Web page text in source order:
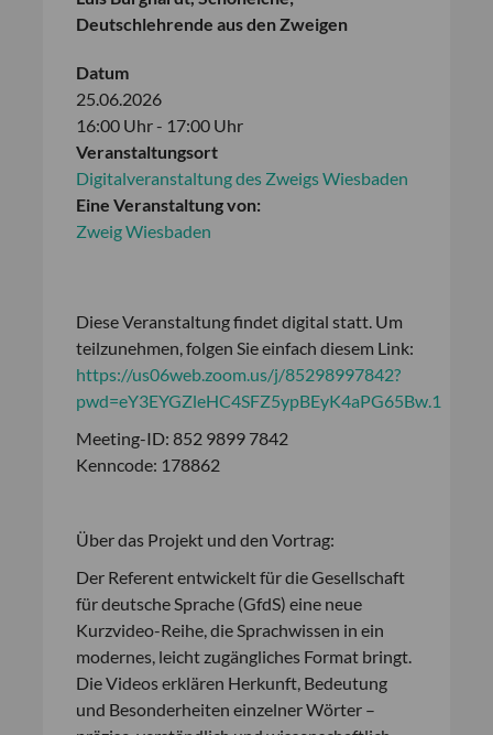
Deutschlehrende aus den Zweigen
Datum
25.06.2026
16:00 Uhr - 17:00 Uhr
Veranstaltungsort
Digitalveranstaltung des Zweigs Wiesbaden
Eine Veranstaltung von:
Zweig Wiesbaden
Diese Veranstaltung findet digital statt. Um
teilzunehmen, folgen Sie einfach diesem Link:
https://us06web.zoom.us/j/85298997842?
pwd=eY3EYGZleHC4SFZ5ypBEyK4aPG65Bw.1
Meeting-ID: 852 9899 7842
Kenncode: 178862
Über das Projekt und den Vortrag:
Der Referent entwickelt für die Gesellschaft
für deutsche Sprache (GfdS) eine neue
Kurzvideo-Reihe, die Sprachwissen in ein
modernes, leicht zugängliches Format bringt.
Die Videos erklären Herkunft, Bedeutung
und Besonderheiten einzelner Wörter –